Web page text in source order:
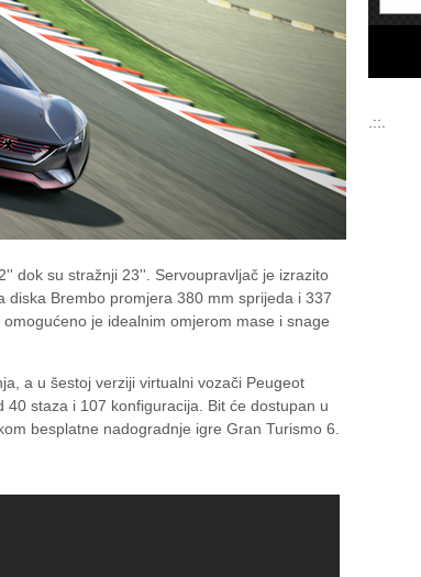
dok su stražnji 23''. Servoupravljač je izrazito
diska Brembo promjera 380 mm sprijeda i 337
je idealnim omjerom mase i snage
a u šestoj verziji virtualni vozači Peugeot
staza i 107 konfiguracija. Bit će dostupan u
besplatne nadogradnje igre Gran Turismo 6.
.::.